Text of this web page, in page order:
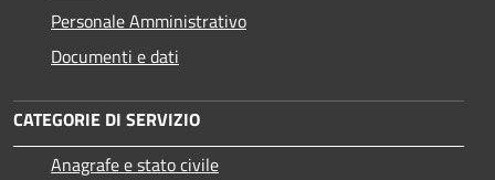
Personale Amministrativo
Documenti e dati
CATEGORIE DI SERVIZIO
Anagrafe e stato civile